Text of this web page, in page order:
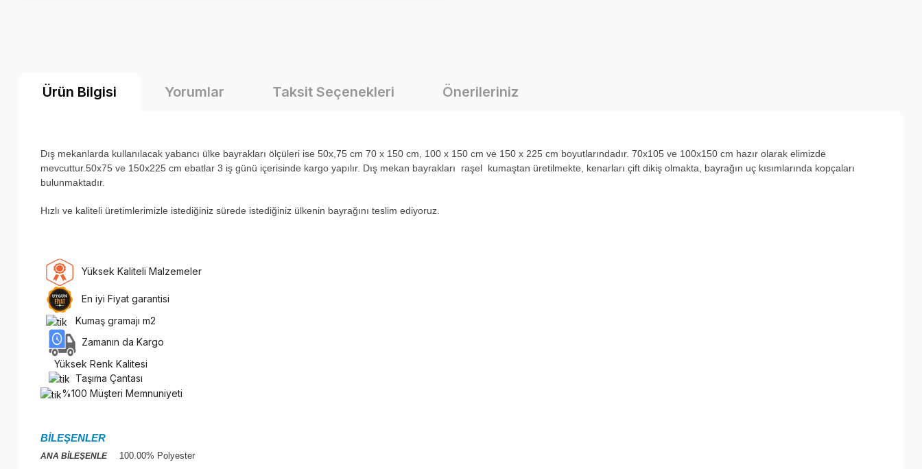
Ürün Bilgisi Yorumlar Taksit Seçenekleri Önerileriniz
Dış mekanlarda kullanılacak yabancı ülke bayrakları ölçüleri ise 50x,75 cm 70 x 150 cm, 100 x 150 cm ve 150 x 225 cm boyutlarındadır. 70x105 ve 100x150 cm hazır olarak elimizde
mevcuttur.50x75 ve 150x225 cm ebatlar 3 iş günü içerisinde kargo yapılır. Dış mekan bayrakları raşel kumaştan üretilmekte, kenarları çift dikiş olmakta, bayrağın uç kısımlarında kopçaları
bulunmaktadır.
Hızlı ve kaliteli üretimlerimizle istediğiniz sürede istediğiniz ülkenin bayrağını teslim ediyoruz.
Yüksek Kaliteli Malzemeler
En iyi Fiyat garantisi
Kumaş gramajı m2
Zamanın da Kargo
Yüksek Renk Kalitesi
Taşıma Çantası
%100 Müşteri Memnuniyeti
BİLEŞENLER
ANA BİLEŞENLE 100.00% Polyester